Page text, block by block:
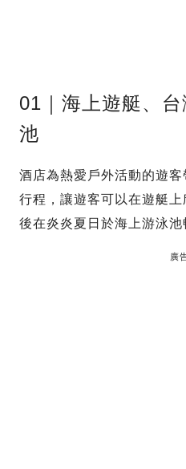
01｜海上遊艇、
池
酒店為熱愛戶外活動的遊客
行程，讓遊客可以在遊艇
後在炎炎夏日於海上游泳池
廣